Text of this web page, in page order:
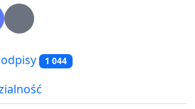
1 044